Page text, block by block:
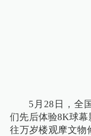
5月28日，全
们先后体验8K球
往万岁楼观摩文物